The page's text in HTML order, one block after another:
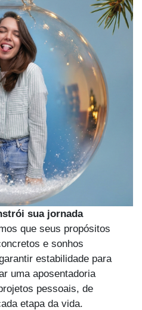
sua jornada
que seus propósitos
e sonhos
estabilidade para
uma aposentadoria
pessoais, de
etapa da vida.